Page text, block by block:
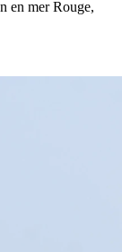
en mer Rouge,